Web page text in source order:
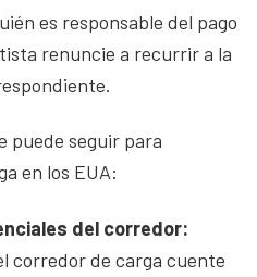
es responsable del pago
renuncie a recurrir a la
puede seguir para
en los EUA:
del corredor:
corredor de carga cuente